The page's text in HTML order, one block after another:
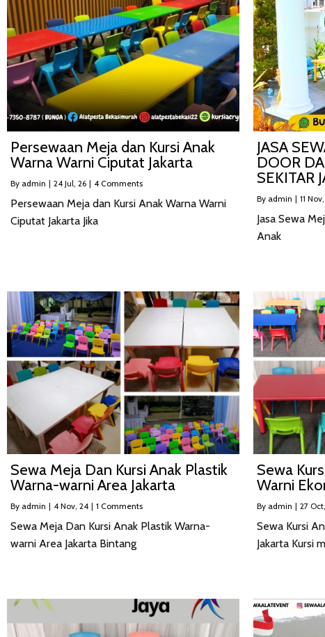
Persewaan Meja dan Kursi Anak
Warna Warni Ciputat Jakarta
By admin | 24 Jul, 26 | 4 Comments
Persewaan Meja dan Kursi Anak Warna Warni
Ciputat Jakarta Jika
JASA
DOOR
SEKITAR
By admin | 11
Jasa Sewa
Anak
Sewa Meja Dan Kursi Anak Plastik
Warna-warni Area Jakarta
By admin | 4 Nov, 24 | 1 Comments
Sewa Meja Dan Kursi Anak Plastik Warna-
warni Area Jakarta Bintang
Sewa
Warni
By admin | 27
Sewa Kursi
Jakarta Kursi